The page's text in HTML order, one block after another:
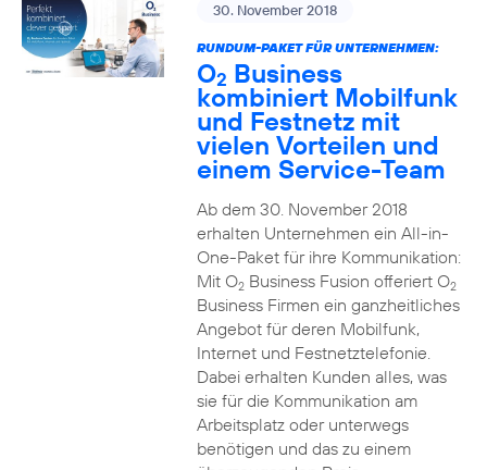
30. November 2018
RUNDUM-PAKET FÜR UNTERNEHMEN:
O2 Business
kombiniert Mobilfunk
und Festnetz mit
vielen Vorteilen und
einem Service-Team
Ab dem 30. November 2018
erhalten Unternehmen ein All-in-
One-Paket für ihre Kommunikation:
Mit O2Business Fusion offeriert O2
Business Firmen ein ganzheitliches
Angebot für deren Mobilfunk,
Internet und Festnetztelefonie.
Dabei erhalten Kunden alles, was
sie für die Kommunikation am
Arbeitsplatz oder unterwegs
benötigen und das zu einem